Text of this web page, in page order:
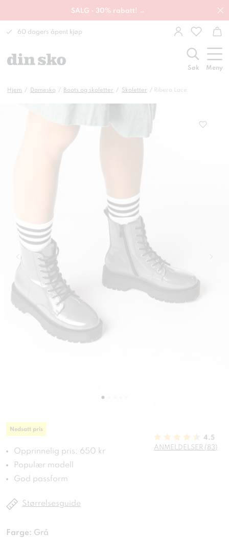
SALG - 30% rabatt! →
60 dagers åpent kjøp
Søk Meny
Hjem Damesko Boots og skoletter Skoletter Ribera Lace
Nedsatt pris
Opprinnelig pris: 650 kr
Populær modell
God passform
4.5
ANMELDELSER (83)
Størrelsesguide
Farge: Grå